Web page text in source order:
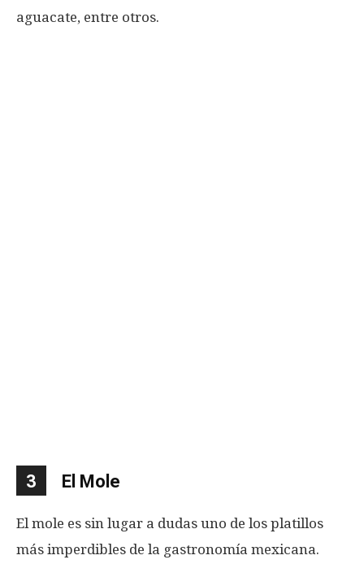
aguacate, entre otros.
3 El Mole
El mole es sin lugar a dudas uno de los platillos
más imperdibles de la gastronomía mexicana.